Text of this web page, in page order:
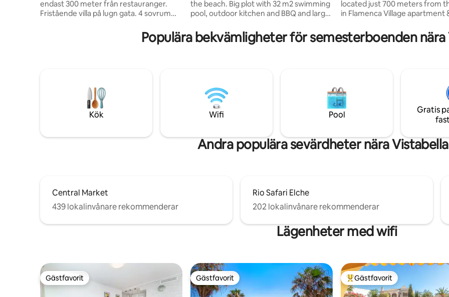
endast 300 meter från restauranger.
Fristående villa på lugn gata. 4 sovrum
familjer eller golfresor med vänner. Njut
av egen pool och lummig trädgård–
Stränderna i La Zenia och Playa Flamenca
ca 5 km. La Zenia Boulevard 4,5 km.
the beach. Big plot with 32 m2 swimming
pool, outdoor kitchen and BBQ and large
in the garden. The house sleeps up to
max 4 adults and 2 kids with 3 bathrooms
Bars/restaurants just next doors.
Shopping just minutes away by car.
located just 700 meters from
in Flamenca Village apartment &
dining area, a sunny balcony
roof terrace. Both bedrooms
refreshments located by one
Populära bekvämligheter för semesterboenden
Kök Wifi Pool
Gratis
Andra populära sevärdheter nära
Central Market
439 lokalinvånare rekommenderar
Rio Safari Elche
202 lokalinvånare rekommenderar
Lägenheter med wifi
Gästfavorit
Gästfavorit Gästfavorit
Gästfavorit Populär gästfavorit
Gästfavorit